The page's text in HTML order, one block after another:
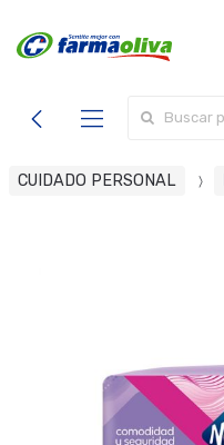
CUIDADO PERSONAL